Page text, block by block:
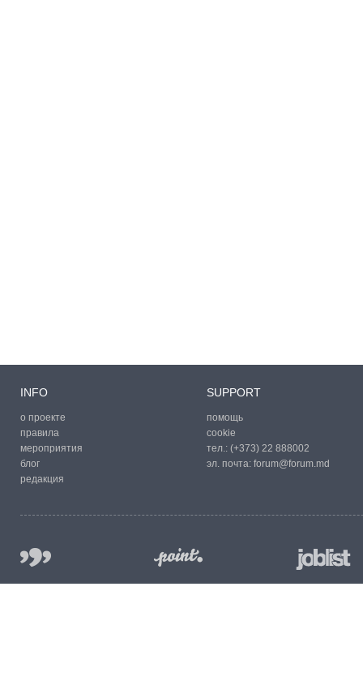
INFO
о проекте
правила
мероприятия
блог
редакция
SUPPORT
помощь
cookie
тел.: (+373) 22 888002
эл. почта: forum@forum.md